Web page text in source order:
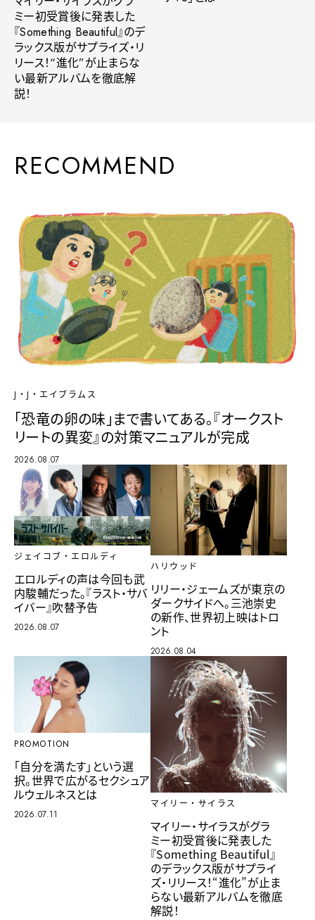
ミー初受賞後に発表した
『Something Beautiful』のデ
ラックス版がサプライズ・リ
リース！“進化”が止まらな
い最新アルバムを徹底解
説！
RECOMMEND
J・J・エイブラムス
「恐竜の卵の味」まで書いてある。『オークスト
リートの異変』の対策マニュアルが完成
2026.08.07
ジェイコブ・エロルディ
エロルディの声は今回も武
内駿輔だった。『ラスト・サバ
イバー』吹替予告
2026.08.07
ハリウッド
リリー・ジェームズが東京の
ダークサイドへ。三池崇史
の新作、世界初上映はトロ
ント
2026.08.04
PROMOTION
「自分を満たす」という選
択。世界で広がるセクシュア
ルウェルネスとは
2026.07.11
マイリー・サイラス
マイリー・サイラスがグラ
ミー初受賞後に発表した
『Something Beautiful』
のデラックス版がサプライ
ズ・リリース！“進化”が止ま
らない最新アルバムを徹底
解説！